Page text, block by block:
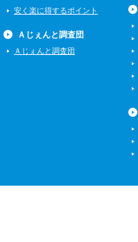
安く楽に得するポイント
Ａじぇんと調査団
Ａじぇんと調査団